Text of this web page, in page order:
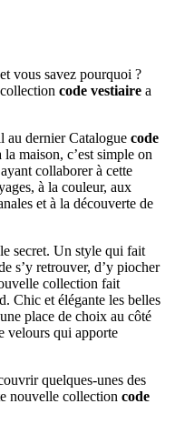
vous savez pourquoi ?
code vestiaire a
au dernier Catalogue code
maison, c’est simple on
collaborer à cette
à la couleur, aux
et à la découverte de
secret. Un style qui fait
s’y retrouver, d’y piocher
collection fait
Chic et élégante les belles
place de choix au côté
velours qui apporte
quelques-unes des
nouvelle collection code